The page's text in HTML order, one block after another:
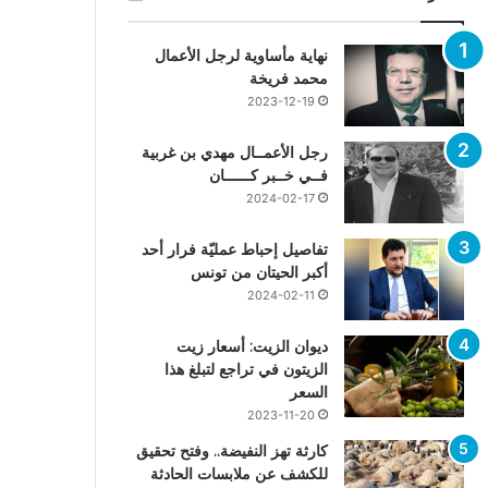
نهاية مأساوية لرجل الأعمال
محمد فريخة
2023-12-19
رجل الأعمــال مهدي بن غربية
فــي خــبر كــــــان
2024-02-17
تفاصيل إحباط عمليّة فرار أحد
أكبر الحيتان من تونس
2024-02-11
ديوان الزيت: أسعار زيت
الزيتون في تراجع لتبلغ هذا
السعر
2023-11-20
كارثة تهز النفيضة.. وفتح تحقيق
للكشف عن ملابسات الحادثة